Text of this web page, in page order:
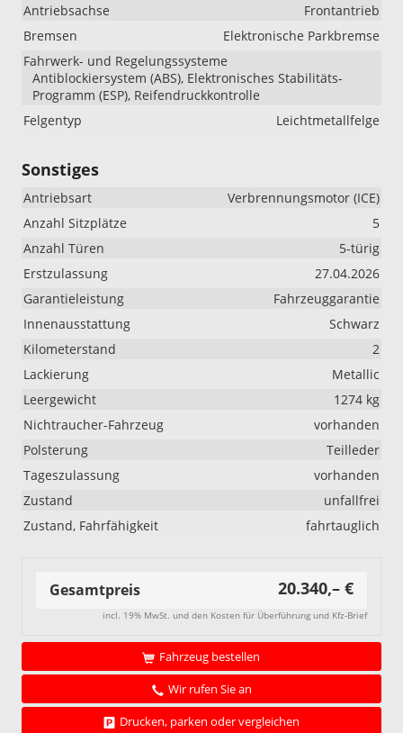
Antriebsachse
Frontantrieb
Bremsen
Elektronische Parkbremse
Fahrwerk- und Regelungssysteme
Antiblockiersystem (ABS), Elektronisches Stabilitäts-
Programm (ESP), Reifendruckkontrolle
Felgentyp
Leichtmetallfelge
Sonstiges
Antriebsart
Verbrennungsmotor (ICE)
Anzahl Sitzplätze
5
Anzahl Türen
5-türig
Erstzulassung
27.04.2026
Garantieleistung
Fahrzeuggarantie
Innenausstattung
Schwarz
Kilometerstand
2
Lackierung
Metallic
Leergewicht
1274 kg
Nichtraucher-Fahrzeug
vorhanden
Polsterung
Teilleder
Tageszulassung
vorhanden
Zustand
unfallfrei
Zustand, Fahrfähigkeit
fahrtauglich
Gesamtpreis 20.340,– €
incl. 19% MwSt. und den Kosten für Überführung und Kfz-Brief
Fahrzeug bestellen
Wir rufen Sie an
Drucken, parken oder vergleichen